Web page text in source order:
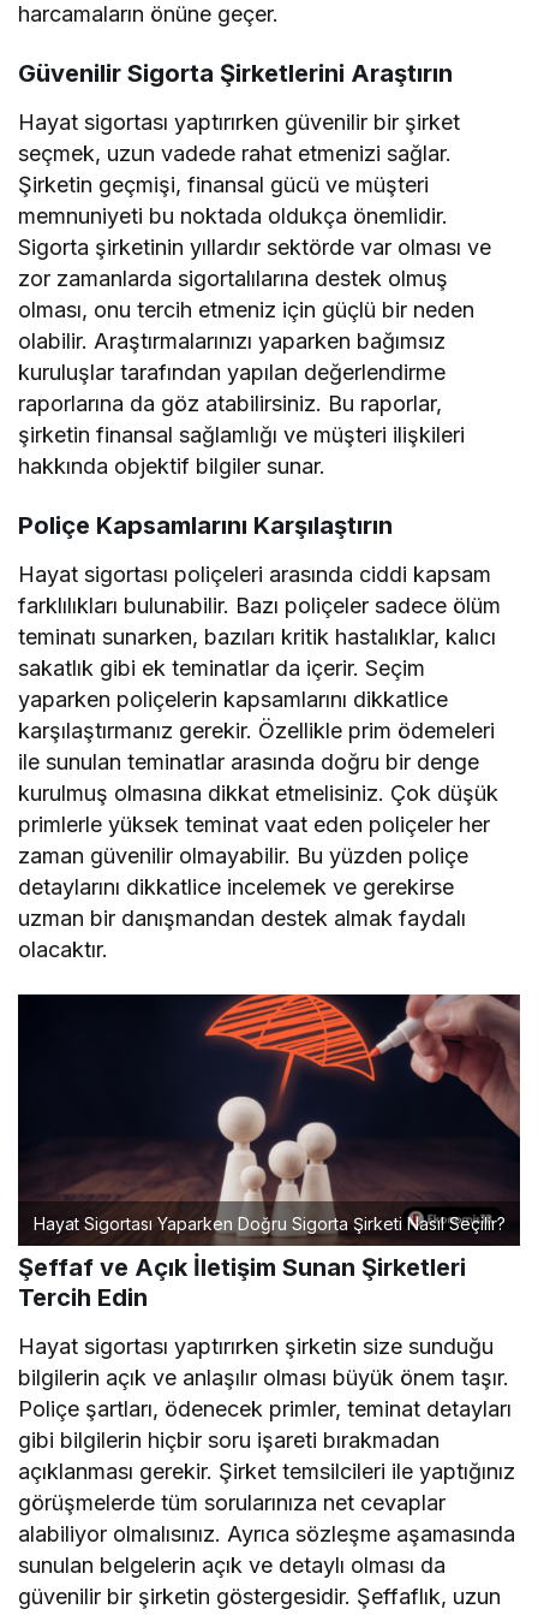
harcamaların önüne geçer.
Güvenilir Sigorta Şirketlerini Araştırın
Hayat sigortası yaptırırken güvenilir bir şirket
seçmek, uzun vadede rahat etmenizi sağlar.
Şirketin geçmişi, finansal gücü ve müşteri
memnuniyeti bu noktada oldukça önemlidir.
Sigorta şirketinin yıllardır sektörde var olması ve
zor zamanlarda sigortalılarına destek olmuş
olması, onu tercih etmeniz için güçlü bir neden
olabilir. Araştırmalarınızı yaparken bağımsız
kuruluşlar tarafından yapılan değerlendirme
raporlarına da göz atabilirsiniz. Bu raporlar,
şirketin finansal sağlamlığı ve müşteri ilişkileri
hakkında objektif bilgiler sunar.
Poliçe Kapsamlarını Karşılaştırın
Hayat sigortası poliçeleri arasında ciddi kapsam
farklılıkları bulunabilir. Bazı poliçeler sadece ölüm
teminatı sunarken, bazıları kritik hastalıklar, kalıcı
sakatlık gibi ek teminatlar da içerir. Seçim
yaparken poliçelerin kapsamlarını dikkatlice
karşılaştırmanız gerekir. Özellikle prim ödemeleri
ile sunulan teminatlar arasında doğru bir denge
kurulmuş olmasına dikkat etmelisiniz. Çok düşük
primlerle yüksek teminat vaat eden poliçeler her
zaman güvenilir olmayabilir. Bu yüzden poliçe
detaylarını dikkatlice incelemek ve gerekirse
uzman bir danışmandan destek almak faydalı
olacaktır.
Hayat Sigortası Yaparken Doğru Sigorta Şirketi Nasıl Seçilir?
Şeffaf ve Açık İletişim Sunan Şirketleri
Tercih Edin
Hayat sigortası yaptırırken şirketin size sunduğu
bilgilerin açık ve anlaşılır olması büyük önem taşır.
Poliçe şartları, ödenecek primler, teminat detayları
gibi bilgilerin hiçbir soru işareti bırakmadan
açıklanması gerekir. Şirket temsilcileri ile yaptığınız
görüşmelerde tüm sorularınıza net cevaplar
alabiliyor olmalısınız. Ayrıca sözleşme aşamasında
sunulan belgelerin açık ve detaylı olması da
güvenilir bir şirketin göstergesidir. Şeffaflık, uzun